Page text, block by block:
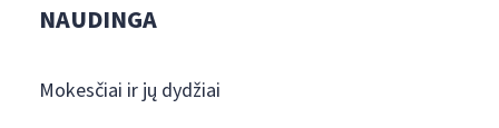
NAUDINGA
Mokesčiai ir jų dydžiai